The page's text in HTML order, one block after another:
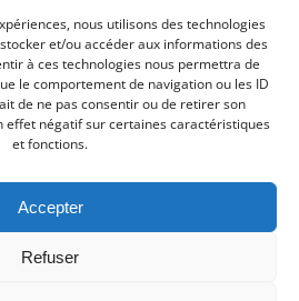
nous utilisons des technologies
et/ou accéder aux informations des
à ces technologies nous permettra de
le comportement de navigation ou les ID
de ne pas consentir ou de retirer son
effet négatif sur certaines caractéristiques
et fonctions.
Accepter
Refuser
Intramuros
nous sur Facebook